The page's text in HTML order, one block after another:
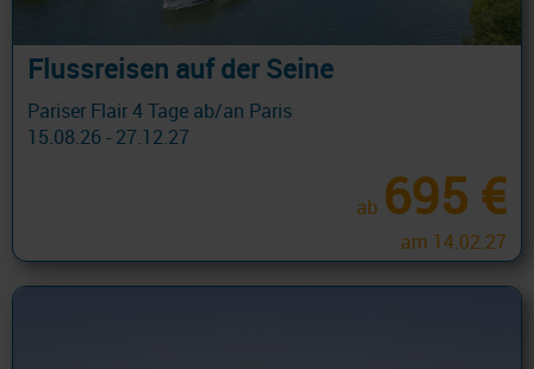
Flussreisen auf der Seine
Pariser Flair 4 Tage ab/an Paris
15.08.26 - 27.12.27
ab 695 €
am 14.02.27